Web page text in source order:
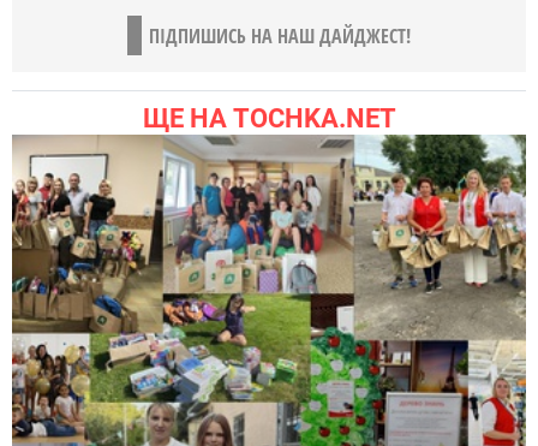
ПІДПИШИСЬ НА НАШ ДАЙДЖЕСТ!
ЩЕ НА TOCHKA.NET